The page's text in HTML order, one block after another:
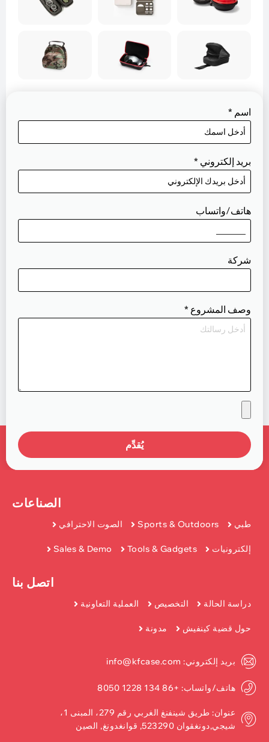
اسم *
بريد إلكتروني *
هاتف/واتساب
شركة
وصف المشروع *
يُقدِّم
الصناعات
طبي Sports & Outdoors الصوت الاحترافي
إلكترونيات Tools & Gadgets
Sales & Demo
اتصل بنا
دراسة الحالة التخصيص العملية التعاونية
حول قضية كينفيش مدونة
بريد إلكتروني: info@kfcase.com
هاتف/واتساب: +86 134 1228 8050
عنوان: طريق شينفنغ الغربي رقم 279، المبنى 1،
شيجي,دونغقوان 523290, قوانغدونغ, الصين